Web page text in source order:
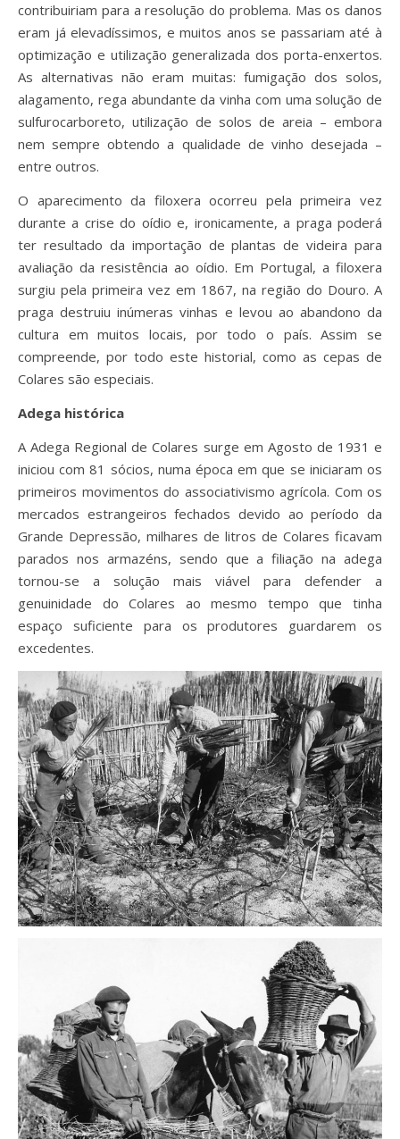
contribuiriam para a resolução do problema. Mas os danos
eram já elevadíssimos, e muitos anos se passariam até à
optimização e utilização generalizada dos porta-enxertos.
As alternativas não eram muitas: fumigação dos solos,
alagamento, rega abundante da vinha com uma solução de
sulfurocarboreto, utilização de solos de areia – embora
nem sempre obtendo a qualidade de vinho desejada –
entre outros.
O aparecimento da filoxera ocorreu pela primeira vez
durante a crise do oídio e, ironicamente, a praga poderá
ter resultado da importação de plantas de videira para
avaliação da resistência ao oídio. Em Portugal, a filoxera
surgiu pela primeira vez em 1867, na região do Douro. A
praga destruiu inúmeras vinhas e levou ao abandono da
cultura em muitos locais, por todo o país. Assim se
compreende, por todo este historial, como as cepas de
Colares são especiais.
Adega histórica
A Adega Regional de Colares surge em Agosto de 1931 e
iniciou com 81 sócios, numa época em que se iniciaram os
primeiros movimentos do associativismo agrícola. Com os
mercados estrangeiros fechados devido ao período da
Grande Depressão, milhares de litros de Colares ficavam
parados nos armazéns, sendo que a filiação na adega
tornou-se a solução mais viável para defender a
genuinidade do Colares ao mesmo tempo que tinha
espaço suficiente para os produtores guardarem os
excedentes.